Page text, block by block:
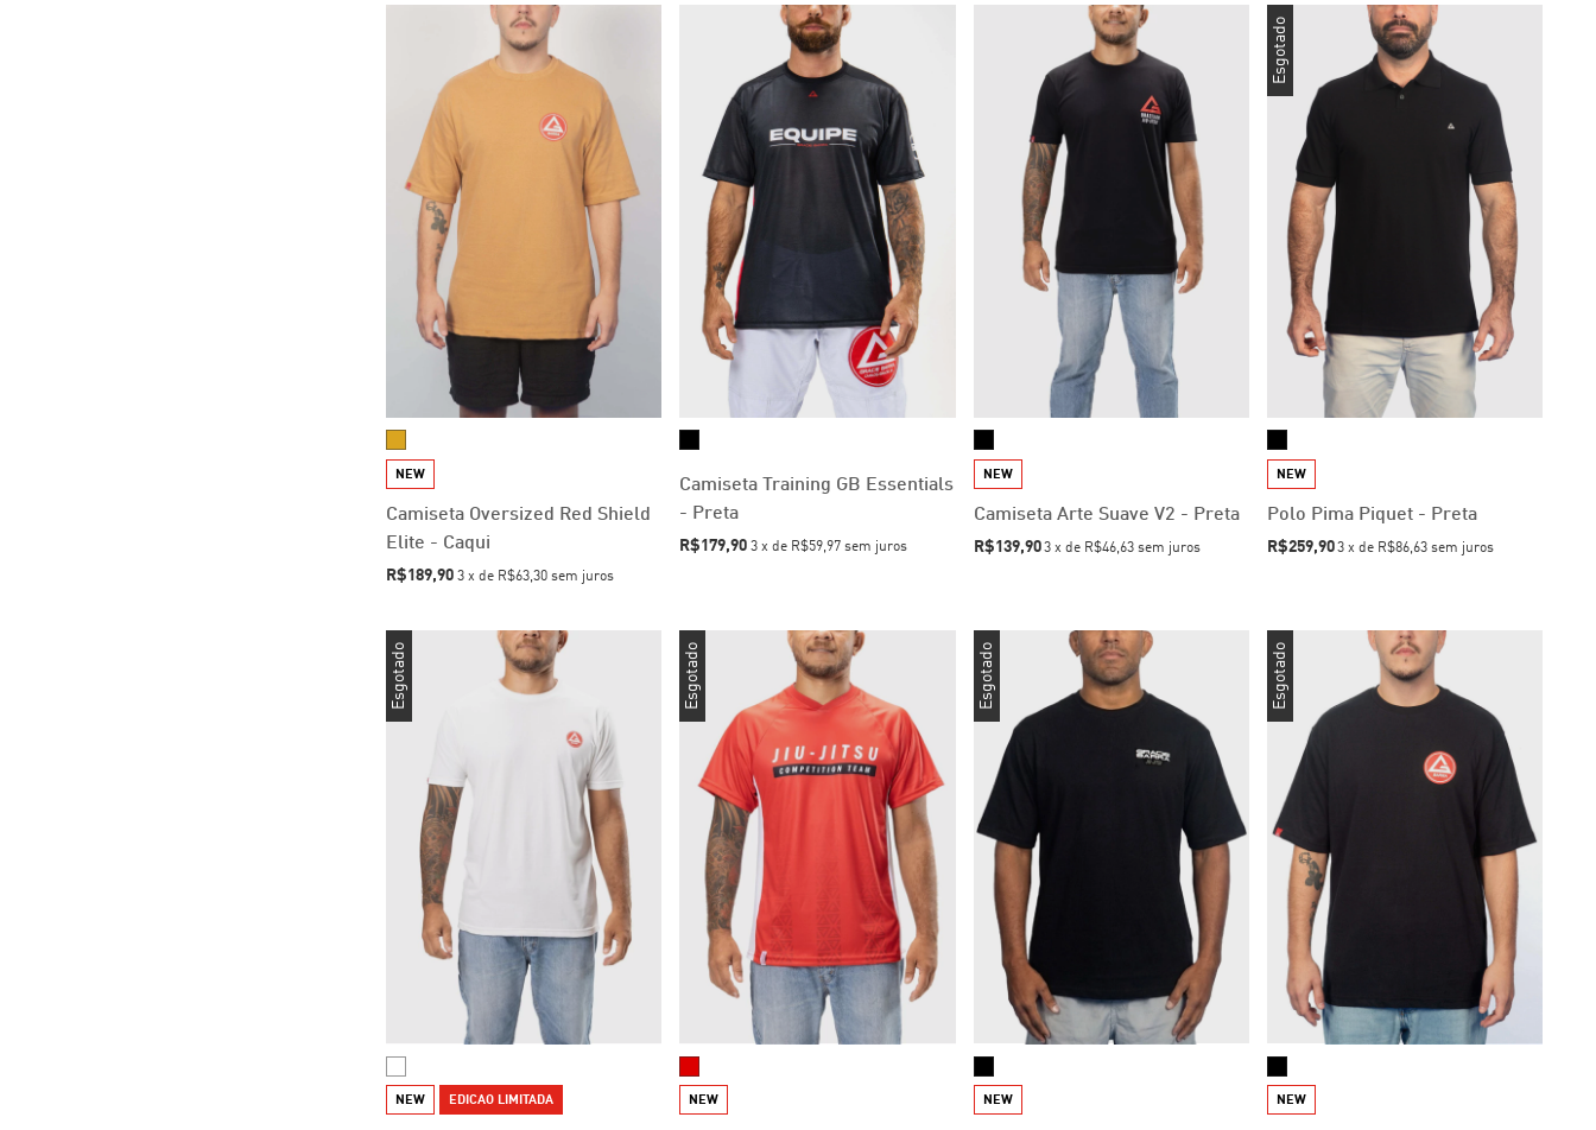
NEW
Camiseta Oversized Red Shield
Elite - Caqui
R$189,90 3 x de R$63,30 sem juros
Camiseta Training GB Essentials
- Preta
R$179,90 3 x de R$59,97 sem juros
NEW
Camiseta Arte Suave V2 - Preta
R$139,90 3 x de R$46,63 sem juros
Esgotado
NEW
Polo Pima Piquet - Preta
R$259,90 3 xde R$86,63 sem juros
Esgotado
NEW EDICAO LIMITADA
Esgotado
NEW
Esgotado
NEW
Esgotado
NEW